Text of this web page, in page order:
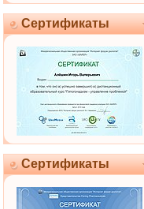
Сертификаты
Сертификаты